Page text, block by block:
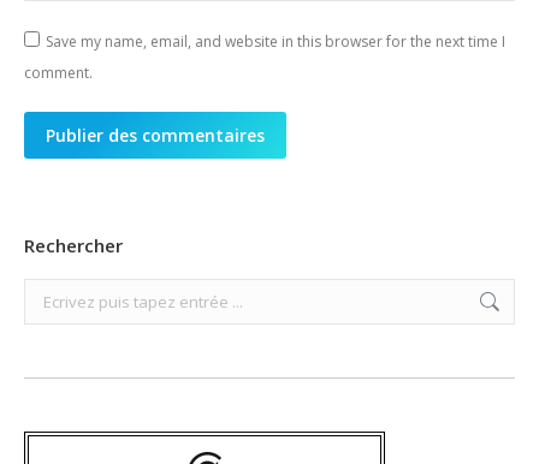
Save my name, email, and website in this browser for the next time I
comment.
Publier des commentaires
Rechercher
Search: